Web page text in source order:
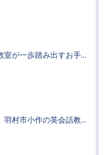
羽村市小作の英会話教室が一歩踏み出すお手伝い
幼児も楽しく英会話、羽村市小作の英会話教室